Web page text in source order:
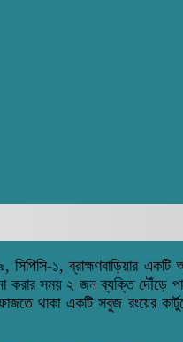
১, ব্রাহ্মণবাড়িয়ার একটি
করার সময় ২ জন ব্যক্তি দৌঁড়ে
থাকা একটি সবুজ রংয়ের